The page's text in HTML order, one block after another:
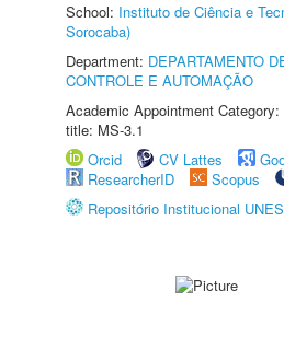
School: Instituto de Ciência e
Sorocaba)
Department: DEPARTAMENTO
CONTROLE E AUTOMAÇÃO
Academic Appointment
title: MS-3.1
Orcid
CV Lattes
ResearcherID
Scopus
Repositório Institucional